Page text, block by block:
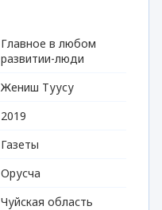
Главное в любом
развитии-люди
Жениш Туусу
2019
Газеты
Орусча
Чуйская область